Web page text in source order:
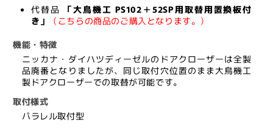
ー
ザ
ー
152SP
の
代
替
品
→
ー
ザ
の
代
代替品
「大鳥機工 PS102＋52SP用取替用置換板付
き」
（こちらの商品のご購入となります。）
機能・特徴
ニッカナ・ダイハツディーゼルのドアクローザーは全製
品廃番となりましたが、同じ取付穴位置のまま大鳥機工
製ドアクローザーでの取替が可能です。
取付様式
パラレル取付型